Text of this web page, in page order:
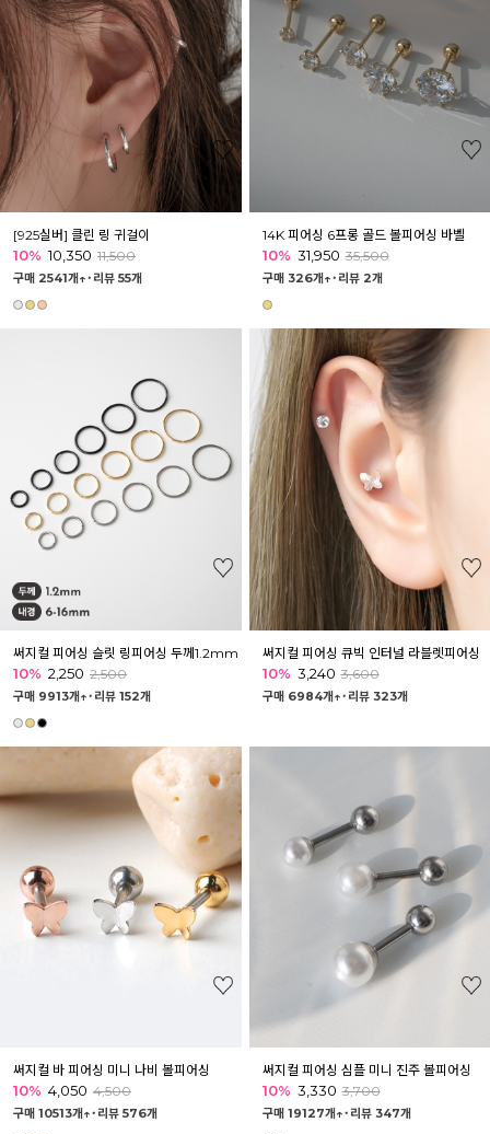
[925실버] 클린 링 귀걸이
10% 10,350 11,500
구매 2541개↑˙ 리뷰 55개
14K 피어싱 6프롱 골드 볼피어싱 바벨
10% 31,950 35,500
구매 326개↑˙ 리뷰 2개
써지컬 피어싱 슬릿 링피어싱 두께1.2mm
10% 2,250 2,500
구매 9913개↑˙ 리뷰 152개
써지컬 피어싱 큐빅 인터널 라블렛피어싱
10% 3,240 3,600
구매 6984개↑˙ 리뷰 323개
써지컬 바 피어싱 미니 나비 볼피어싱
10% 4,050 4,500
구매 10513개↑˙ 리뷰 576개
써지컬 피어싱 심플 미니 진주 볼피어싱
10% 3,330 3,700
구매 19127개↑˙ 리뷰 347개